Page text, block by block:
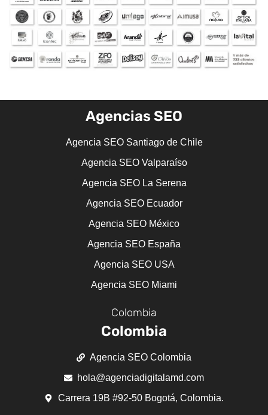
Agencias SEO
Agencia SEO Santiago de Chile
Agencia SEO Valparaíso
Agencia SEO La Serena
Agencia SEO Ecuador
Agencia SEO México
Agencia SEO España
Agencia SEO USA
Agencia SEO Miami
Colombia
Colombia
Agencia SEO Colombia
hola@agenciadigitalamd.com
Carrera 19B #92-50 Bogotá, Colombia.